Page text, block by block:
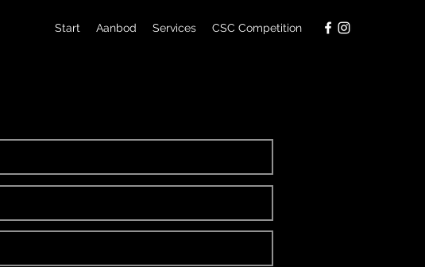
Start Aanbod Services CSC Competition